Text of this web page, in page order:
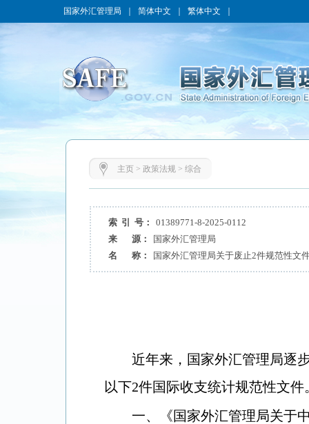
国家外汇管理局 简体中文 繁体中文
主页> 政策法规> 综合
索 引 号：
01389771-8-2025-0112
来 源：
国家外汇管理局
名 称：
国家外汇管理局关于废止2件规范性文
近年来，国家外汇管理局逐
以下2件国际收支统计规范性文件
一、《国家外汇管理局关于